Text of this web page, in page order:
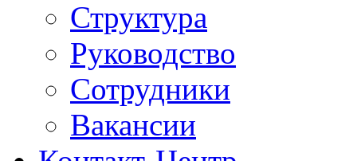
Структура
Руководство
Сотрудники
Вакансии